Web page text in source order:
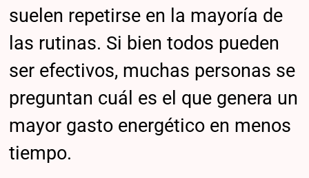
suelen repetirse en la mayoría de
las rutinas. Si bien todos pueden
ser efectivos, muchas personas se
preguntan cuál es el que genera un
mayor gasto energético en menos
tiempo.